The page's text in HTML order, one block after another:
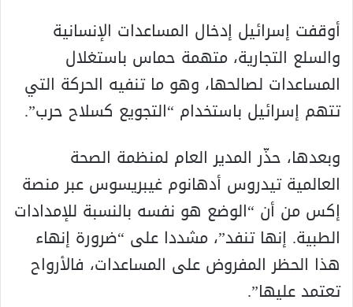
أوقفت إسرائيل إدخال المساعدات الإنسانية
والسلع التجارية، متهمة حماس باستغلال
المساعدات لصالحها، وهو ما تنفيه الحركة التي
تتهم إسرائيل باستخدام “التجويع كسلاح حرب”.
وبعدها، حذّر المدير العام لمنظمة الصحة
العالمية تيدروس أدهانوم غيبريسوس عبر منصة
إكس من أن “الوضع هو نفسه بالنسبة للإمدادات
الطبية. إنها تنفد”، مشددا على “ضرورة إنهاء
هذا الحظر المفروض على المساعدات، فالأرواح
تعتمد عليها”.